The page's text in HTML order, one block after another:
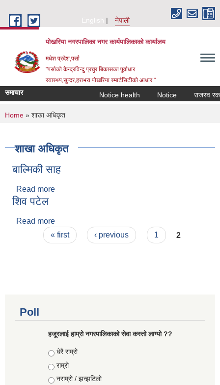
English
नेपाली
पोखरिया नगरपालिका नगर कार्यपालिकाको कार्यालय
मधेश प्रदेश,पर्सा
"पर्साको केन्द्रविन्दु प्रचुर बिकासका पूर्वाधार
स्वास्थ्य,सुन्दर,हराभरा पोखरिया स्मार्टसिटीको आधार "
समाचार Notice health Notice राजस्व रकम
You are here
Home » शाखा अधिकृत
शाखा अधिकृत
बाल्मिकी साह
Read more
शिव पटेल
Read more
Pages« first ‹ previous 1 2
Poll
हजूरलाई हाम्रो नगरपालिकाको सेवा कस्तो लाग्यो ??
Choices
धेरै राम्रो
राम्रो
नराम्रो / झन्झटिलो